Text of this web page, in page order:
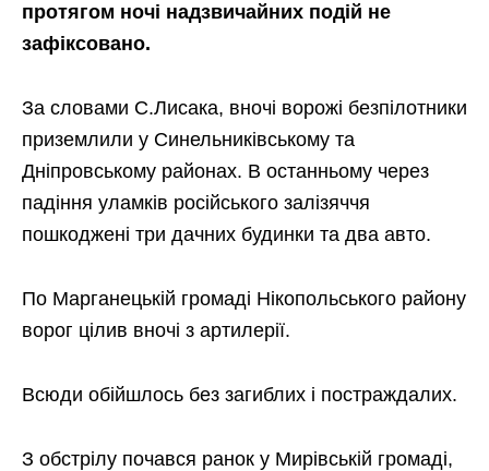
протягом ночі надзвичайних подій не
зафіксовано.
За словами С.Лисака, вночі ворожі безпілотники
приземлили у Синельниківському та
Дніпровському районах. В останньому через
падіння уламків російського залізяччя
пошкоджені три дачних будинки та два авто.
По Марганецькій громаді Нікопольського району
ворог цілив вночі з артилерії.
Всюди обійшлось без загиблих і постраждалих.
З обстрілу почався ранок у Мирівській громаді,